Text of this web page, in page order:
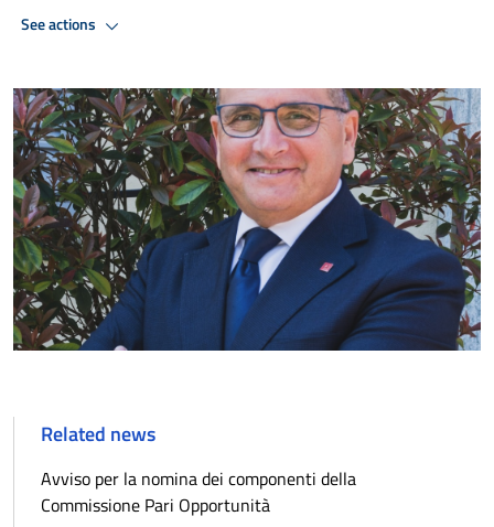
See actions
Related news
Avviso per la nomina dei componenti della
Commissione Pari Opportunità